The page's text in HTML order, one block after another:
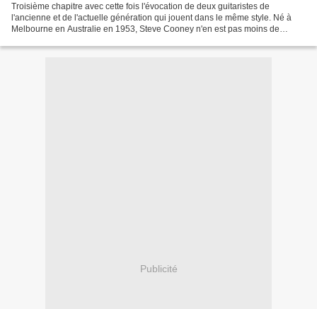
Troisième chapitre avec cette fois l'évocation de deux guitaristes de
l'ancienne et de l'actuelle génération qui jouent dans le même style. Né à
Melbourne en Australie en 1953, Steve Cooney n'en est pas moins de
Publicité